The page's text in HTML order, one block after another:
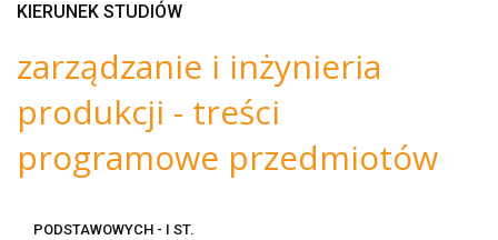
KIERUNEK STUDIÓW
zarządzanie i inżynieria
produkcji - treści
programowe przedmiotów
PODSTAWOWYCH - I ST.